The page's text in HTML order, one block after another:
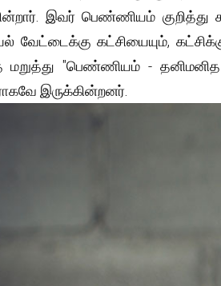
இவர் பெண்ணியம்
வேட்டைக்கு கட்சியையும்,
"பெண்ணியம் - தனிமனித
இருக்கின்றனர்.